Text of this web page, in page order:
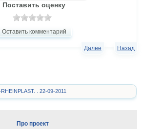
Поставить оценку
Оставить комментарий
Назад
Далее
. 22-09-2011
Про проект